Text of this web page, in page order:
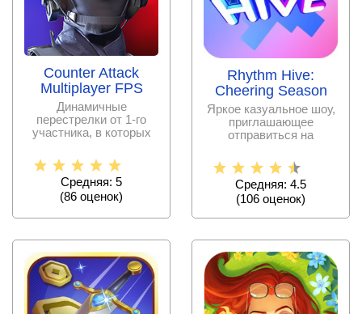
Counter Attack
Multiplayer FPS
Динамичные
перестрелки от 1-го
участника, в которых
продвинутый
Средняя: 5
(86 оценок)
Rhythm Hive:
Cheering Season
Яркое казуальное шоу,
приглашающее
отправиться на
музыкальными
азиатскими
Средняя: 4.5
(106 оценок)